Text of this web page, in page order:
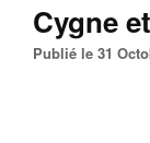
Cygne
Publié le 31